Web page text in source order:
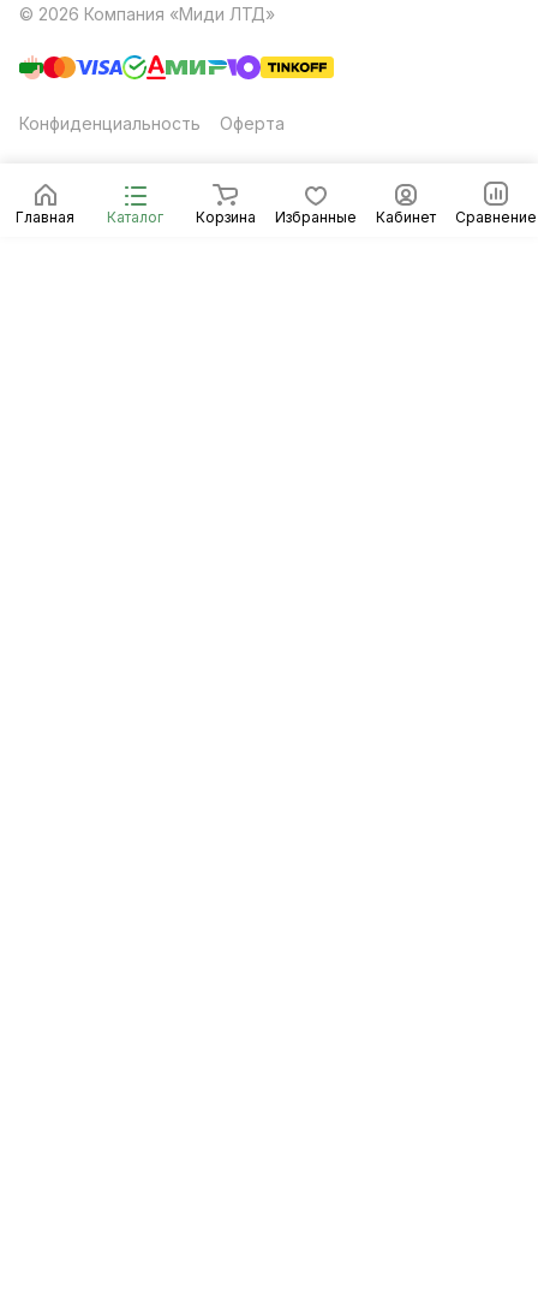
Главная Каталог Корзина Избранные Кабинет Сравнение
© 2026 Компания «Миди ЛТД»
Конфиденциальность Оферта